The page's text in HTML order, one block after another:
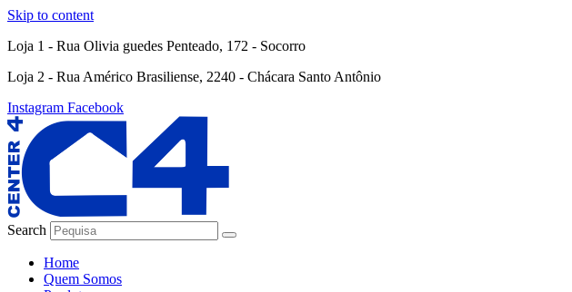
Skip to content
Loja 1 - Rua Olivia guedes Penteado, 172 - Socorro
Loja 2 - Rua Américo Brasiliense, 2240 - Chácara Santo Antônio
Instagram Facebook
Search
Home
Quem Somos